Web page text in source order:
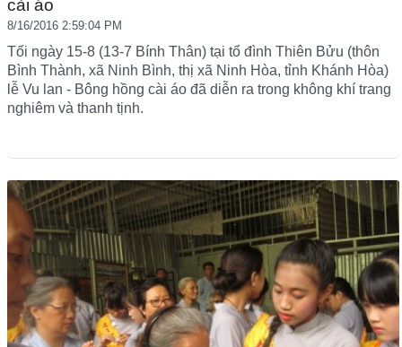
cài áo
8/16/2016 2:59:04 PM
Tối ngày 15-8 (13-7 Bính Thân) tại tổ đình Thiên Bửu (thôn
Bình Thành, xã Ninh Bình, thị xã Ninh Hòa, tỉnh Khánh Hòa)
lễ Vu lan - Bông hồng cài áo đã diễn ra trong không khí trang
nghiêm và thanh tịnh.